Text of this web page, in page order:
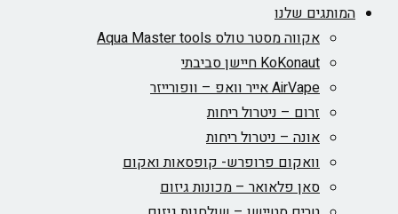
המותגים שלנו
אקווה מסטר טולס Aqua Master tools
KoKonaut חיישן סביבתי
AirVape אייר וואפ – וופורייזר
זרום – ניטרול ריחות
אונה – ניטרול ריחות
וואקום פרופרש- קופסאות ואקום
סאן פלאואר – מכונות גיזום